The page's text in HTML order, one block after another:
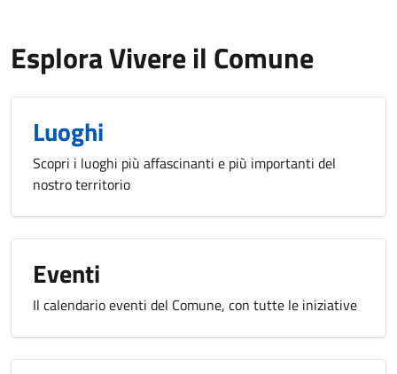
Esplora Vivere il Comune
Luoghi
Scopri i luoghi più affascinanti e più importanti del
nostro territorio
Eventi
Il calendario eventi del Comune, con tutte le iniziative